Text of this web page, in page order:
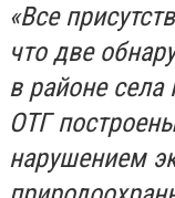
«Все
что две
в районе
ОТГ
нарушением